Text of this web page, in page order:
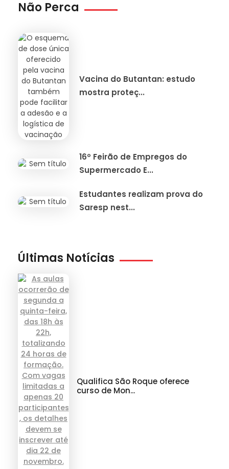
Não Perca
Vacina do Butantan: estudo
mostra proteç...
16º Feirão de Empregos do
Supermercado E...
Estudantes realizam prova do
Saresp nest...
Últimas Notícias
Qualifica São Roque oferece
curso de Mon...